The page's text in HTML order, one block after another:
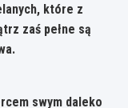
które z
zaś pełne są
swym daleko